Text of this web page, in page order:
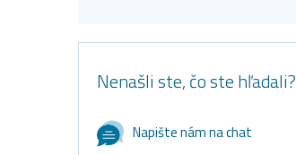
Nenašli ste, čo ste hľadali?
Napište nám na chat